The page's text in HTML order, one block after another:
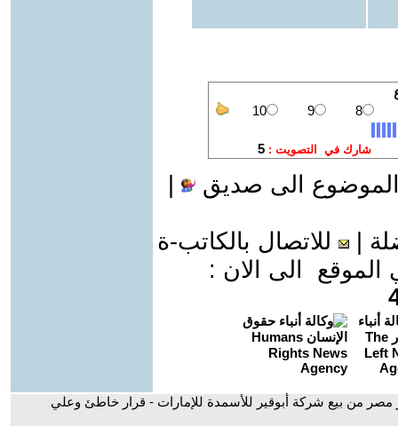
الى صديق
للاتصال بالكاتب-ة
الى الان :
مصر من بيع شركة أبوقير للأسمدة للإمارات - قرار خاطئ وعلي